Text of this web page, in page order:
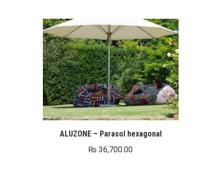
ALUZONE – Parasol hexagonal
₨ 36,700.00